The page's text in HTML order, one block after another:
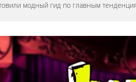
модный гид по главным